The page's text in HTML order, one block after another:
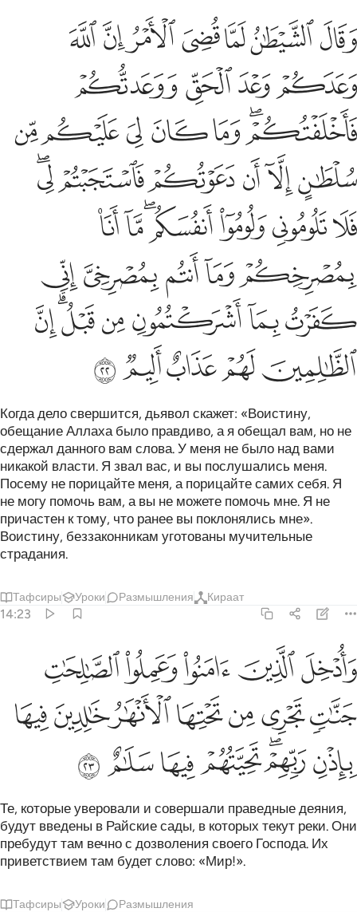
وقال الشيطان لما قضي الامر ان الله وعدكم وعد الحق ووعدتكم
وَقَالَ ٱلشَّيْطَـٰنُ لَمَّا قُضِىَ ٱلْأَمْرُ إِنَّ ٱللَّهَ وَعَدَكُمْ وَعْدَ ٱلْحَقِّ
ﱼﱽﱾﱿﲀﲁﲂ
ﲃﲄﲅﲆ
ﲇﲈﲉﲊﲋﲌﲍ
ﲎﲏﲐﲑﲒﲓﲔ
ﲕﲖﲗﲘﲙﲚﲛ
ﲜﲝﲞﲟﲠ
ﲡﲢﲣﲤﲥﲦﲧ
ﲨﲩﲪﲫﲬ
Когда дело свершится, дьявол скажет: «Воистину,
обещание Аллаха было правдиво, а я обещал вам, но не
сдержал данного вам слова. У меня не было над вами
никакой власти. Я звал вас, и вы послушались меня.
Посему не порицайте меня, а порицайте самих себя. Я
не могу помочь вам, а вы не можете помочь мне. Я не
причастен к тому, что ранее вы поклонялись мне».
Воистину, беззаконникам уготованы мучительные
страдания.
Тафсиры Уроки Размышления Кираат
14:23
وادخل الذين امنوا وعملوا الصالحات جنات تجري من تحتها الانهار
وَأُدْخِلَ ٱلَّذِينَ ءَامَنُوا۟ وَعَمِلُوا۟ ٱلصَّـٰلِحَـٰتِ جَنَّـٰتٍۢ تَجْرِى مِن تَحْتِهَا ٱلْأَنْهَـٰرُ
ﲭﲮﲯﲰﲱ
ﲲﲳﲴﲵﲶﲷﲸ
ﲹﲺﲻﲼﲽﲾﲿ
Те, которые уверовали и совершали праведные деяния,
будут введены в Райские сады, в которых текут реки. Они
пребудут там вечно с дозволения своего Господа. Их
приветствием там будет слово: «Мир!».
Тафсиры Уроки Размышления